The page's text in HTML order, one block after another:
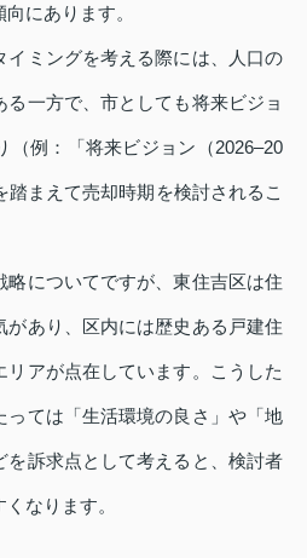
にあります。
イミングを考える際には、人口の
一方で、市としても将来ビジョ
（例：「将来ビジョン（2026–20
まえて売却時期を検討されるこ
についてですが、東住吉区は住
あり、区内には歴史ある戸建住
アが点在しています。こうした
っては「生活環境の良さ」や「地
を訴求点として考えると、検討者
なります。